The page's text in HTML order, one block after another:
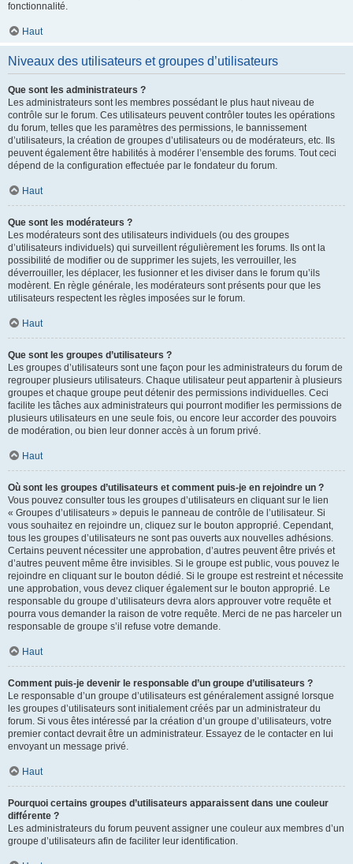
fonctionnalité.
Haut
Niveaux des utilisateurs et groupes d’utilisateurs
Que sont les administrateurs ?
Les administrateurs sont les membres possédant le plus haut niveau de
contrôle sur le forum. Ces utilisateurs peuvent contrôler toutes les opérations
du forum, telles que les paramètres des permissions, le bannissement
d’utilisateurs, la création de groupes d’utilisateurs ou de modérateurs, etc. Ils
peuvent également être habilités à modérer l’ensemble des forums. Tout ceci
dépend de la configuration effectuée par le fondateur du forum.
Haut
Que sont les modérateurs ?
Les modérateurs sont des utilisateurs individuels (ou des groupes
d’utilisateurs individuels) qui surveillent régulièrement les forums. Ils ont la
possibilité de modifier ou de supprimer les sujets, les verrouiller, les
déverrouiller, les déplacer, les fusionner et les diviser dans le forum qu’ils
modèrent. En règle générale, les modérateurs sont présents pour que les
utilisateurs respectent les règles imposées sur le forum.
Haut
Que sont les groupes d’utilisateurs ?
Les groupes d’utilisateurs sont une façon pour les administrateurs du forum de
regrouper plusieurs utilisateurs. Chaque utilisateur peut appartenir à plusieurs
groupes et chaque groupe peut détenir des permissions individuelles. Ceci
facilite les tâches aux administrateurs qui pourront modifier les permissions de
plusieurs utilisateurs en une seule fois, ou encore leur accorder des pouvoirs
de modération, ou bien leur donner accès à un forum privé.
Haut
Où sont les groupes d’utilisateurs et comment puis-je en rejoindre un ?
Vous pouvez consulter tous les groupes d’utilisateurs en cliquant sur le lien
« Groupes d’utilisateurs » depuis le panneau de contrôle de l’utilisateur. Si
vous souhaitez en rejoindre un, cliquez sur le bouton approprié. Cependant,
tous les groupes d’utilisateurs ne sont pas ouverts aux nouvelles adhésions.
Certains peuvent nécessiter une approbation, d’autres peuvent être privés et
d’autres peuvent même être invisibles. Si le groupe est public, vous pouvez le
rejoindre en cliquant sur le bouton dédié. Si le groupe est restreint et nécessite
une approbation, vous devez cliquer également sur le bouton approprié. Le
responsable du groupe d’utilisateurs devra alors approuver votre requête et
pourra vous demander la raison de votre requête. Merci de ne pas harceler un
responsable de groupe s’il refuse votre demande.
Haut
Comment puis-je devenir le responsable d’un groupe d’utilisateurs ?
Le responsable d’un groupe d’utilisateurs est généralement assigné lorsque
les groupes d’utilisateurs sont initialement créés par un administrateur du
forum. Si vous êtes intéressé par la création d’un groupe d’utilisateurs, votre
premier contact devrait être un administrateur. Essayez de le contacter en lui
envoyant un message privé.
Haut
Pourquoi certains groupes d’utilisateurs apparaissent dans une couleur
différente ?
Les administrateurs du forum peuvent assigner une couleur aux membres d’un
groupe d’utilisateurs afin de faciliter leur identification.